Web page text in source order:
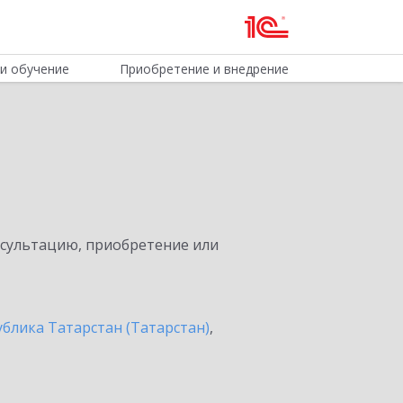
обучение Приобретение и внедрение
приобретение или
Татарстан (Татарстан),